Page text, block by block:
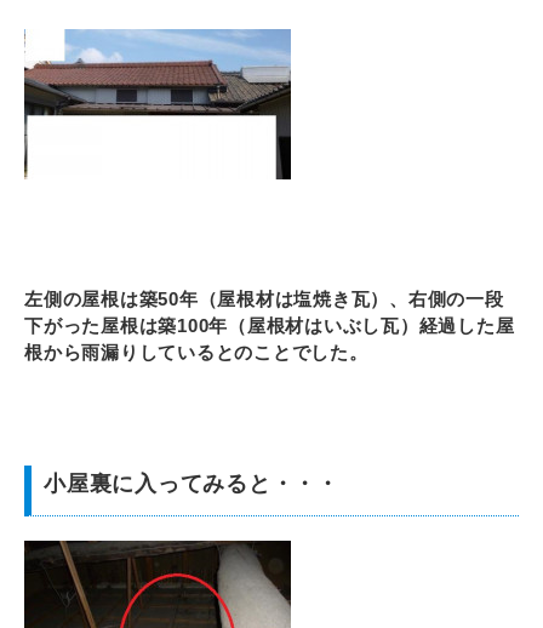
左側の屋根は築50年（屋根材は塩焼き瓦）、右側の一段
下がった屋根は築100年（屋根材はいぶし瓦）経過した屋
根から雨漏りしているとのことでした。
小屋裏に入ってみると・・・